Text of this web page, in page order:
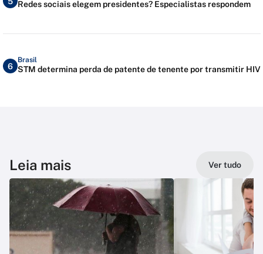
Redes sociais elegem presidentes? Especialistas respondem
6
Brasil
STM determina perda de patente de tenente por transmitir HIV
Leia mais Ver tudo